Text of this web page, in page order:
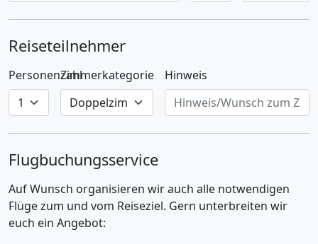
Reiseteilnehmer
PersonenzahlZimmerkategorie Hinweis
Flugbuchungsservice
Auf Wunsch organisieren wir auch alle notwendigen
Flüge zum und vom Reiseziel. Gern unterbreiten wir
euch ein Angebot: